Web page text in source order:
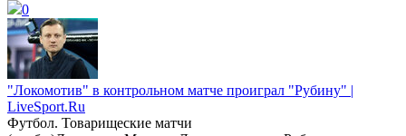
0
"Локомотив" в контрольном матче проиграл "Рубину" |
LiveSport.Ru
Футбол. Товарищеские матчи